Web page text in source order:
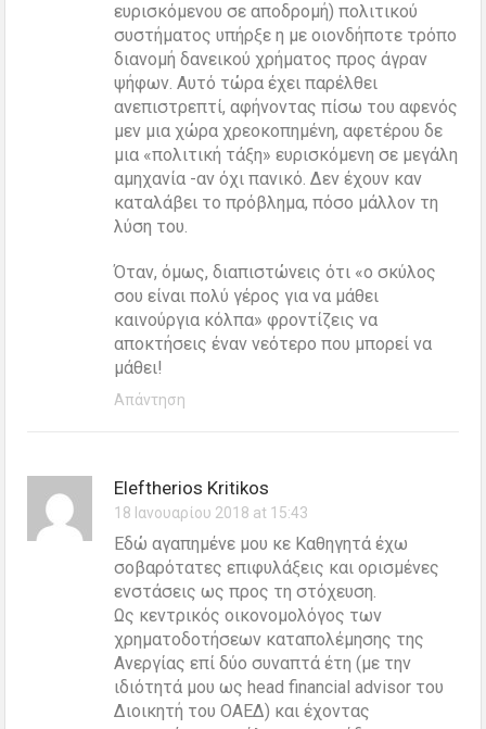
ευρισκόμενου σε αποδρομή) πολιτικού
συστήματος υπήρξε η με οιονδήποτε τρόπο
διανομή δανεικού χρήματος προς άγραν
ψήφων. Αυτό τώρα έχει παρέλθει
ανεπιστρεπτί, αφήνοντας πίσω του αφενός
μεν μια χώρα χρεοκοπημένη, αφετέρου δε
μια «πολιτική τάξη» ευρισκόμενη σε μεγάλη
αμηχανία -αν όχι πανικό. Δεν έχουν καν
καταλάβει το πρόβλημα, πόσο μάλλον τη
λύση του.
Όταν, όμως, διαπιστώνεις ότι «ο σκύλος
σου είναι πολύ γέρος για να μάθει
καινούργια κόλπα» φροντίζεις να
αποκτήσεις έναν νεότερο που μπορεί να
μάθει!
Απάντηση
Eleftherios Kritikos
18 Ιανουαρίου 2018 at 15:43
Εδώ αγαπημένε μου κε Καθηγητά έχω
σοβαρότατες επιφυλάξεις και ορισμένες
ενστάσεις ως προς τη στόχευση.
Ως κεντρικός οικονομολόγος των
χρηματοδοτήσεων καταπολέμησης της
Ανεργίας επί δύο συναπτά έτη (με την
ιδιότητά μου ως head financial advisor του
Διοικητή του ΟΑΕΔ) και έχοντας